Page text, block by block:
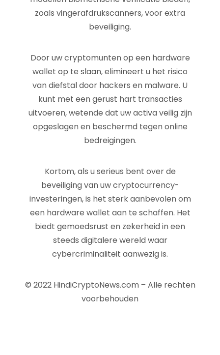
zoals vingerafdrukscanners, voor extra
beveiliging.
Door uw cryptomunten op een hardware
wallet op te slaan, elimineert u het risico
van diefstal door hackers en malware. U
kunt met een gerust hart transacties
uitvoeren, wetende dat uw activa veilig zijn
opgeslagen en beschermd tegen online
bedreigingen.
Kortom, als u serieus bent over de
beveiliging van uw cryptocurrency-
investeringen, is het sterk aanbevolen om
een hardware wallet aan te schaffen. Het
biedt gemoedsrust en zekerheid in een
steeds digitalere wereld waar
cybercriminaliteit aanwezig is.
© 2022 HindiCryptoNews.com – Alle rechten
voorbehouden